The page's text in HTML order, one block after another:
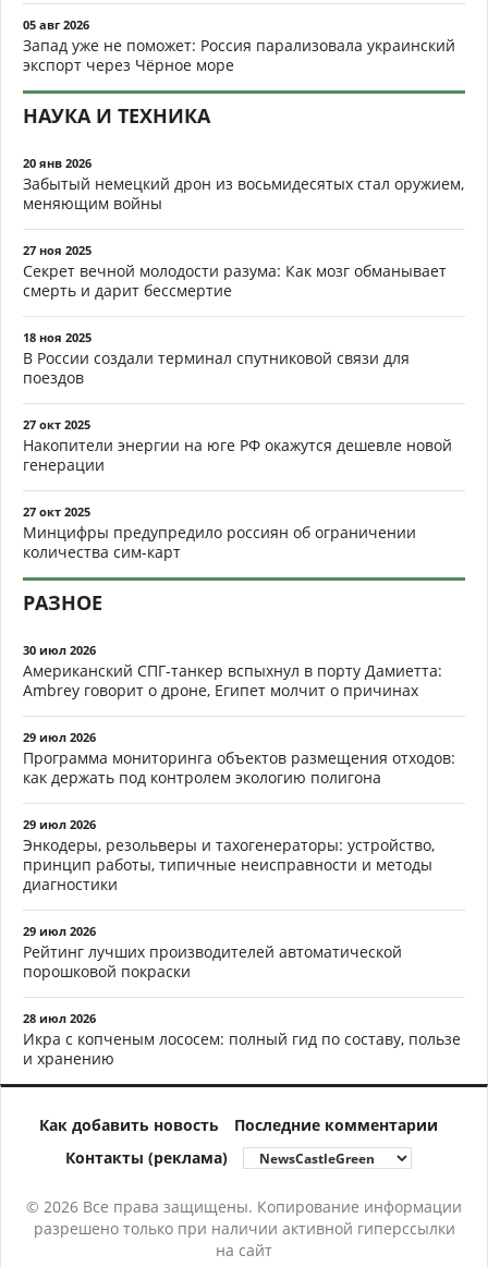
05 авг 2026
Запад уже не поможет: Россия парализовала украинский
экспорт через Чёрное море
НАУКА И ТЕХНИКА
20 янв 2026
Забытый немецкий дрон из восьмидесятых стал оружием,
меняющим войны
27 ноя 2025
Секрет вечной молодости разума: Как мозг обманывает
смерть и дарит бессмертие
18 ноя 2025
В России создали терминал спутниковой связи для
поездов
27 окт 2025
Накопители энергии на юге РФ окажутся дешевле новой
генерации
27 окт 2025
Минцифры предупредило россиян об ограничении
количества сим-карт
РАЗНОЕ
30 июл 2026
Американский СПГ-танкер вспыхнул в порту Дамиетта:
Ambrey говорит о дроне, Египет молчит о причинах
29 июл 2026
Программа мониторинга объектов размещения отходов:
как держать под контролем экологию полигона
29 июл 2026
Энкодеры, резольверы и тахогенераторы: устройство,
принцип работы, типичные неисправности и методы
диагностики
29 июл 2026
Рейтинг лучших производителей автоматической
порошковой покраски
28 июл 2026
Икра с копченым лососем: полный гид по составу, пользе
и хранению
Как добавить новость
Последние комментарии
Контакты (реклама)
© 2026 Все права защищены. Копирование информации
разрешено только при наличии активной гиперссылки
на сайт